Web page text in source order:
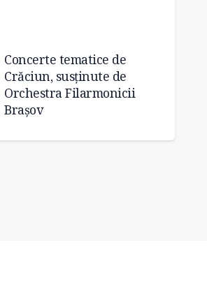
Concerte tematice de
Crăciun, susținute de
Orchestra Filarmonicii
Brașov